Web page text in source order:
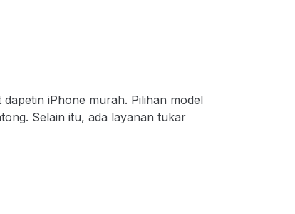
iPhone murah. Pilihan model
Selain itu, ada layanan tukar